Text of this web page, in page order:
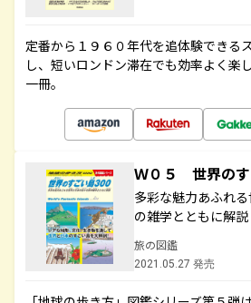
定番から１９６０年代を追体験できる
し、短いロンドン滞在でも効率よく楽
一冊。
Ｗ０５ 世界の
多彩な魅力あふれ
の雑学とともに解説
旅の図鑑
2021.05.27 発売